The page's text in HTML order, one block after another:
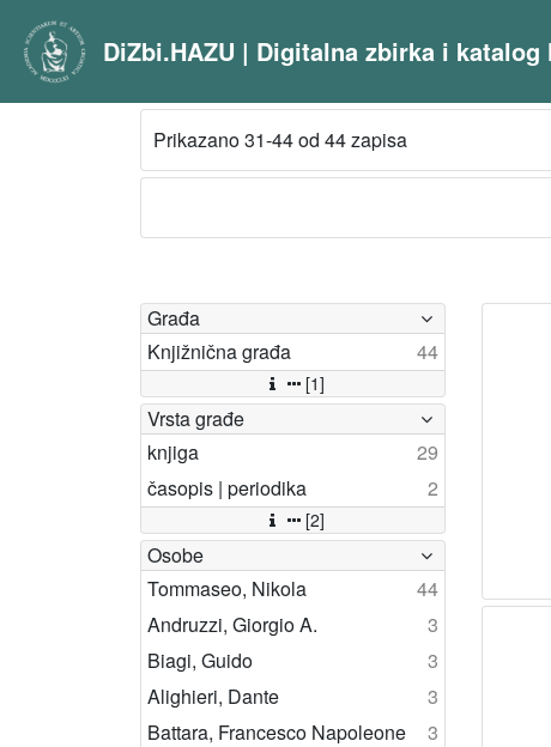
DiZbi.HAZU | Digitalna zbirka i
Prikazano 31-44 od 44 zapisa
Građa
Knjižnična građa
44
[1]
Vrsta građe
knjiga
29
časopis | periodika
2
[2]
Osobe
Tommaseo, Nikola
44
Andruzzi, Giorgio A.
3
Biagi, Guido
3
Alighieri, Dante
3
Battara, Francesco Napoleone
3